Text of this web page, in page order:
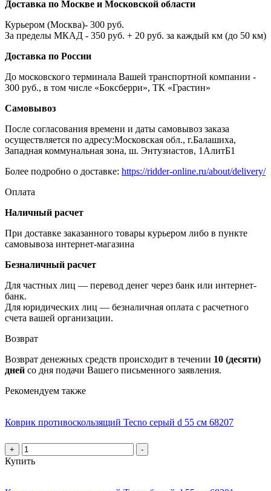
Доставка по Москве и Московской области
Курьером (Москва)- 300 руб.
За пределы МКАД - 350 руб. + 20 руб. за каждый км (до 50 км)
Доставка по России
До московского терминала Вашей транспортной компании -
300 руб., в том числе «Боксберри», ТК «Грастин»
Самовывоз
После согласования времени и даты самовывоз заказа
осуществляется по адресу:Московская обл., г.Балашиха,
Западная коммунальная зона, ш. Энтузиастов, 1АлитБ1
Более подробно о доставке: https://ridder-online.ru/about/delivery/
Оплата
Наличный расчет
При доставке заказанного товары курьером либо в пункте
самовывоза интернет-магазина
Безналичный расчет
Для частных лиц — перевод денег через банк или интернет-
банк.
Для юридических лиц — безналичная оплата с расчетного
счета вашей организации.
Возврат
Возврат денежных средств происходит в течении 10 (десяти)
дней со дня подачи Вашего письменного заявления.
Рекомендуем также
Коврик противоскользящий Tecno серый d 55 см 68207
+ -
Купить